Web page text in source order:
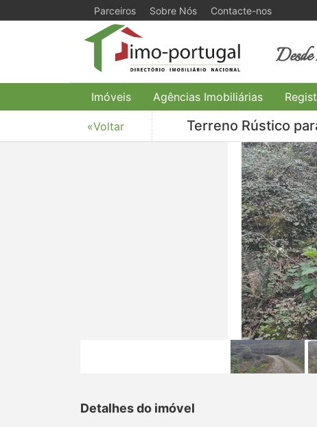
Parceiros Sobre Nós Contacte-nos
Imóveis Agências Imobiliárias
«Voltar Terreno Rústico
Detalhes do imóvel